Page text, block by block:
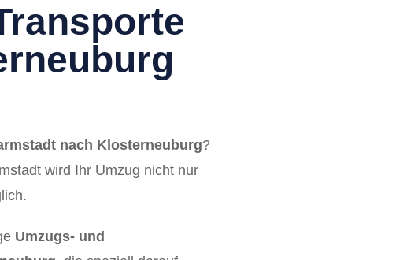
nach Klosterneuburg?
wird Ihr Umzug nicht nur
Umzugs- und